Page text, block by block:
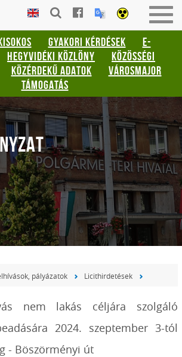
GYAKORI KÉRDÉSEK
E-
HEGYVIDÉKI KÖZLÖNY
KÖZÖSSÉGI
KÖZÉRDEKŰ ADATOK
VÁROSMAJOR
TÁMOGATÁS
pályázatok Licithirdetések
nem lakás céljára szolgáló
2024. szeptember 3-tól
- Böszörményi út